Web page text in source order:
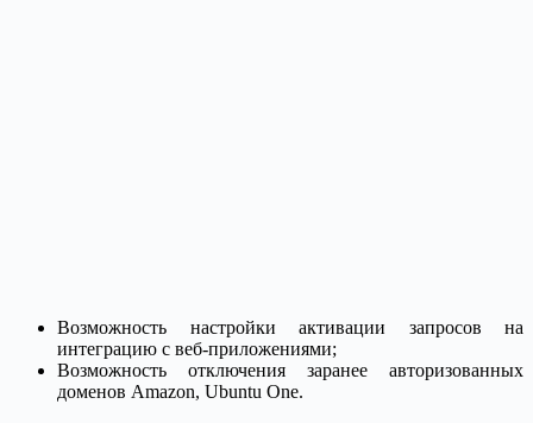
Возможность настройки активации запросов на
интеграцию с веб-приложениями;
Возможность отключения заранее авторизованных
доменов Amazon, Ubuntu One.